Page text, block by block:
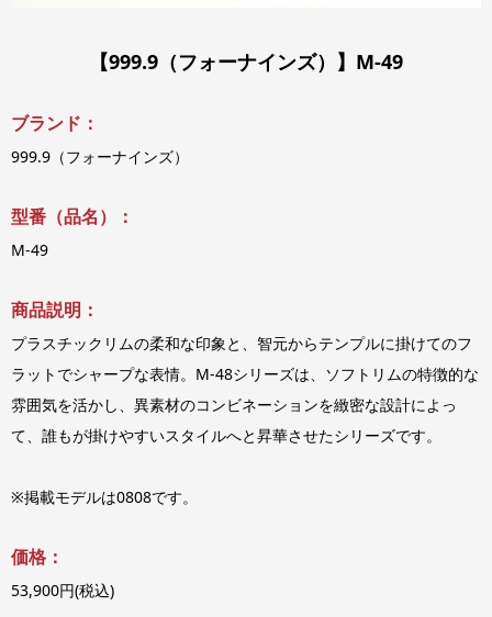
【999.9（フォーナインズ）】M-49
ブランド：
999.9（フォーナインズ）
型番（品名）：
M-49
商品説明：
プラスチックリムの柔和な印象と、智元からテンプルに掛けてのフ
ラットでシャープな表情。M-48シリーズは、ソフトリムの特徴的な
雰囲気を活かし、異素材のコンビネーションを緻密な設計によっ
て、誰もが掛けやすいスタイルへと昇華させたシリーズです。
※掲載モデルは0808です。
価格：
53,900円(税込)